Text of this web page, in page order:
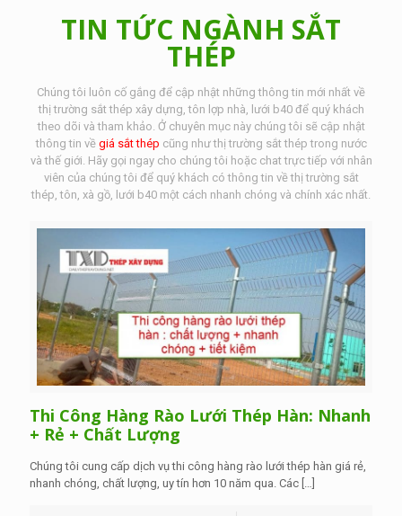
TIN TỨC NGÀNH SẮT
THÉP
Chúng tôi luôn cố gắng để cập nhật những thông tin mới nhất về
thị trường sắt thép xây dựng, tôn lợp nhà, lưới b40 để quý khách
theo dõi và tham khảo. Ở chuyên mục này chúng tôi sẽ cập nhật
thông tin về giá sắt thép cũng như thị trường sắt thép trong nước
và thế giới. Hãy gọi ngay cho chúng tôi hoặc chat trực tiếp với nhân
viên của chúng tôi để quý khách có thông tin về thị trường sắt
thép, tôn, xà gồ, lưới b40 một cách nhanh chóng và chính xác nhất.
Thi Công Hàng Rào Lưới Thép Hàn: Nhanh
+ Rẻ + Chất Lượng
Chúng tôi cung cấp dịch vụ thi công hàng rào lưới thép hàn giá rẻ,
nhanh chóng, chất lượng, uy tín hơn 10 năm qua. Các